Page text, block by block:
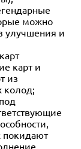
можно
улучшения и
карт и
из
колод;
покидают